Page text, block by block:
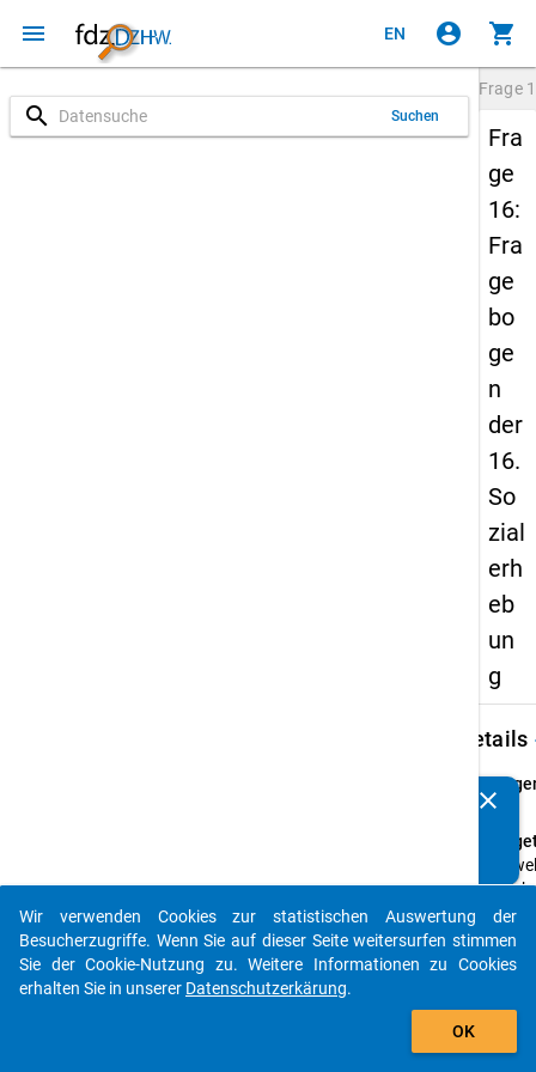
menu EN account_circle shopping_cart
search Suchen
Frage
Fra
ge
16:
Fra
ge
bo
ge
n
der
16.
So
zial
erh
eb
un
g
Details
16
An
Sie die
clear
auto_stories
add_shopping_cart
Wir verwenden Cookies zur statistischen Auswertung der
Besucherzugriffe. Wenn Sie auf dieser Seite weitersurfen stimmen
Sie der Cookie-Nutzung zu. Weitere Informationen zu Cookies
erhalten Sie in unserer Datenschutzerkärung.
OK